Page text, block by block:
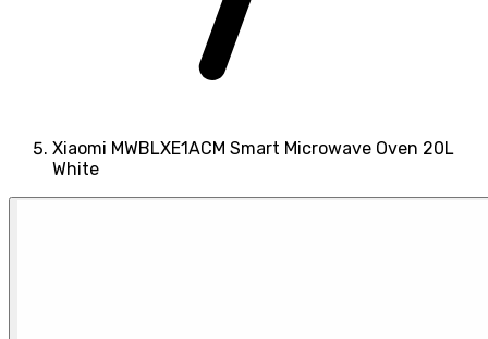
Xiaomi MWBLXE1ACM Smart Microwave Oven 20L
White